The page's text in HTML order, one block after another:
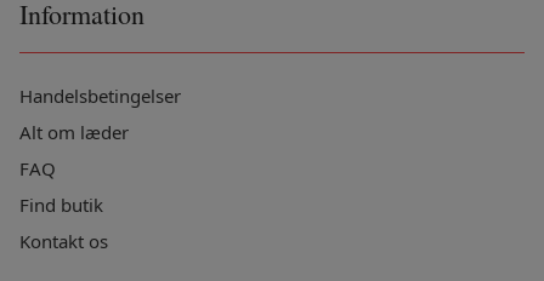
Information
Handelsbetingelser
Alt om læder
FAQ
Find butik
Kontakt os